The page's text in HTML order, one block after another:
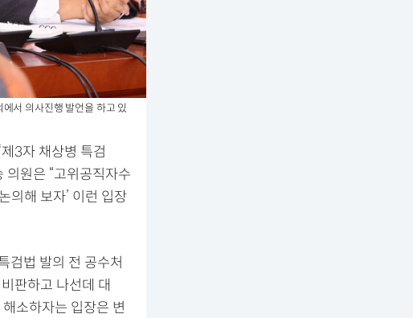
서 의사진행 발언을 하고 있
3자 채상병 특검
의원은 “고위공직자수
의해 보자’ 이런 입장
검법 발의 전 공수처
판하고 나선데 대
소하자는 입장은 변